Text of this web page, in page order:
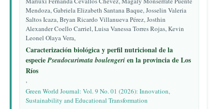
Mendoza, Gabriela Elizabeth Santana Baque, Josselin Valeria
Saltos Icaza, Bryan Ricardo Villanueva Pérez, Josthin
Alexander Coello Carriel, Luisa Vanessa Torres Rojas, Kevin
Leonel Olaya Vera,
Caracterización biológica y perfil nutricional de la
especiePseudocurimata boulengeri en la provincia de Los
Ríos
,
Green World Journal: Vol. 9 No. 01 (2026): Innovation,
Sustainability and Educational Transformation